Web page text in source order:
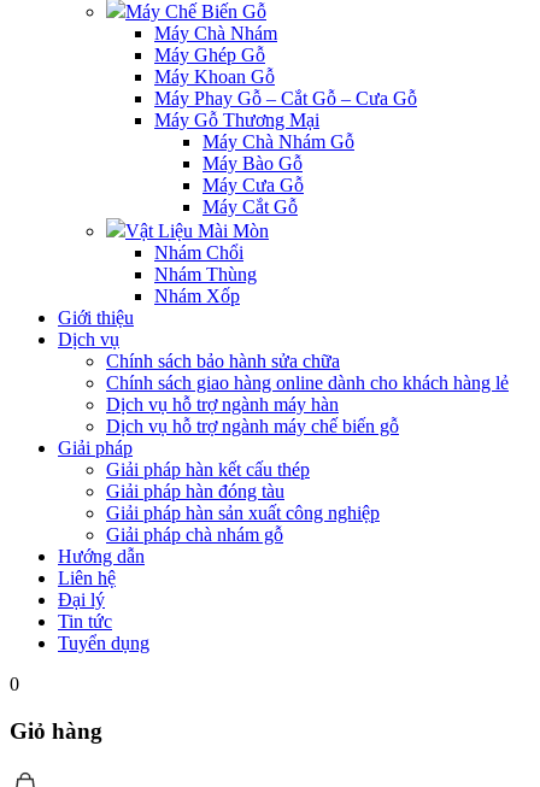
Máy Chế Biến Gỗ
Máy Chà Nhám
Máy Ghép Gỗ
Máy Khoan Gỗ
Máy Phay Gỗ – Cắt Gỗ – Cưa Gỗ
Máy Gỗ Thương Mại
Máy Chà Nhám Gỗ
Máy Bào Gỗ
Máy Cưa Gỗ
Máy Cắt Gỗ
Vật Liệu Mài Mòn
Nhám Chổi
Nhám Thùng
Nhám Xốp
Giới thiệu
Dịch vụ
Chính sách bảo hành sửa chữa
Chính sách giao hàng online dành cho khách hàng lẻ
Dịch vụ hỗ trợ ngành máy hàn
Dịch vụ hỗ trợ ngành máy chế biến gỗ
Giải pháp
Giải pháp hàn kết cấu thép
Giải pháp hàn đóng tàu
Giải pháp hàn sản xuất công nghiệp
Giải pháp chà nhám gỗ
Hướng dẫn
Liên hệ
Đại lý
Tin tức
Tuyển dụng
0
Giỏ hàng